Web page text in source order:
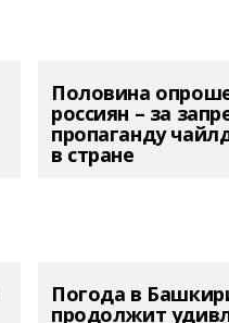
Половина
россиян – за
пропаганду
в стране
Погода в
продолжит